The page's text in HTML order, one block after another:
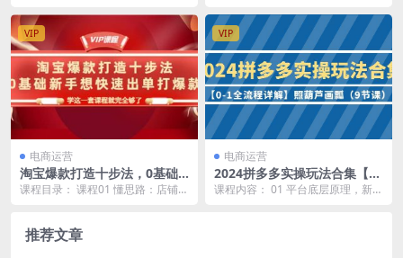
书开店...
2-...
VIP
电商运营
淘宝爆款打造十步法，0基础
新手想快速出单打爆款，学这
课程目录： 课程01 懂思路：店铺不
VIP
电商运营
2024拼多多实操玩法合集【0-
1全流程详解】照葫芦画瓢（9
课程内容： 01 平台底层原理，新店
推荐文章